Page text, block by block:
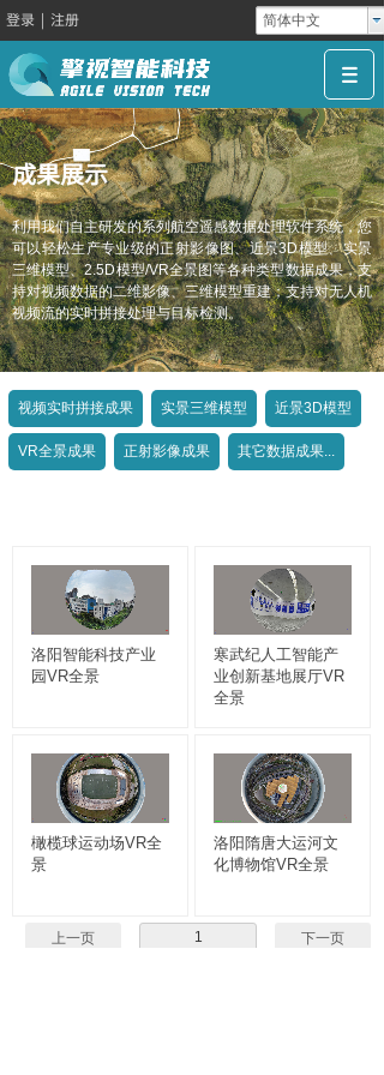
登录 | 注册 简体中文
成果展示
利用我们自主研发的系列航空遥感数据处理软件系统，您
可以轻松生产专业级的正射影像图、近景3D模型、实景
三维模型、2.5D模型/VR全景图等各种类型数据成果，支
持对视频数据的二维影像、三维模型重建；支持对无人机
视频流的实时拼接处理与目标检测。
视频实时拼接成果 实景三维模型 近景3D模型
VR全景成果 正射影像成果 其它数据成果...
洛阳智能科技产业
园VR全景
寒武纪人工智能产
业创新基地展厅VR
全景
橄榄球运动场VR全
景
洛阳隋唐大运河文
化博物馆VR全景
上一页 1 下一页